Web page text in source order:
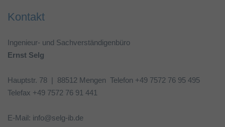
Kontakt
Ingenieur- und Sachverständigenbüro
Ernst Selg
Hauptstr. 78 | 88512 Mengen Telefon +49 7572 76 95 495
Telefax +49 7572 76 91 441
E-Mail: info@selg-ib.de